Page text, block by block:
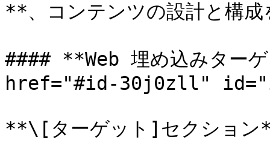
**、コンテンツの設計と構成
#### **Web 埋め込みター
href="#id-30j0zll"
**\[ターゲット]セクション